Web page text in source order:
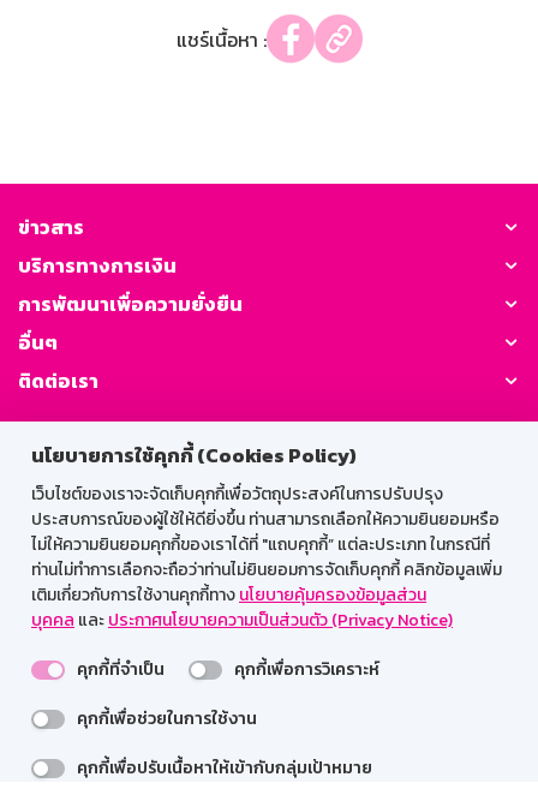
นโยบายการใช้คุกกี้ (Cookies Policy)
เว็บไซต์ของเราจะจัดเก็บคุกกี้เพื่อวัตถุประสงค์ในการปรับปรุง
ประสบการณ์ของผู้ใช้ให้ดียิ่งขึ้น ท่านสามารถเลือกให้ความยินยอมหรือ
ไม่ให้ความยินยอมคุกกี้ของเราได้ที่ "แถบคุกกี้” แต่ละประเภท ในกรณีที่
ท่านไม่ทำการเลือกจะถือว่าท่านไม่ยินยอมการจัดเก็บคุกกี้ คลิกข้อมูลเพิ่ม
เติมเกี่ยวกับการใช้งานคุกกี้ทางนโยบายคุ้มครองข้อมูลส่วน
บุคคล และประกาศนโยบายความเป็นส่วนตัว (Privacy Notice)
คุกกี้ที่จำเป็น
คุกกี้เพื่อการวิเคราะห์
คุกกี้เพื่อช่วยในการใช้งาน
คุกกี้เพื่อปรับเนื้อหาให้เข้ากับกลุ่มเป้าหมาย
แชร์เนื้อหา :
ข่าวสาร
บริการทางการเงิน
การพัฒนาเพื่อความยั่งยืน
อื่นๆ
ติดต่อเรา
GSB Society:
สำหรับพนักงาน
Web HR
GSB Wisdom
M-Search
เข้าสู่ระบบเน็ตเมล
รองรับการใช้งานได้ดีบนเว็บบราวเซอร์